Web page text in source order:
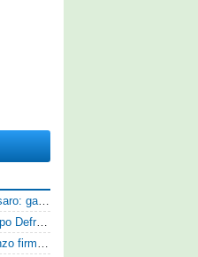
Dramma in amichevole tra Modena e Vis Pesaro: gara sospesa per il grave infortunio di Sersanti
Clamoroso Cittadella Modena, Biagini sul colpo Defrel: «Per noi rappresenta un sogno, a volte si realizzano»
Ternana, scatta il conto alla rovescia: Costanzo firma, Hraiech vicino e nel pomeriggio c'è l'amichevole